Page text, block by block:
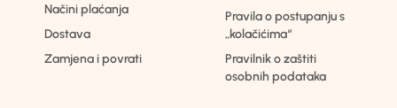
Načini plaćanja
Dostava
Zamjena i povrati
Pravila o postupanju s
„kolačićima“
Pravilnik o zaštiti
osobnih podataka